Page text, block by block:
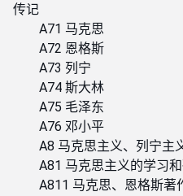
传记
A71 马克思
A72 恩格斯
A73 列宁
A74 斯大林
A75 毛泽东
A76 邓小平
A8 马克思主义、列宁主
A81 马克思主义的学习
A811 马克思、恩格斯著